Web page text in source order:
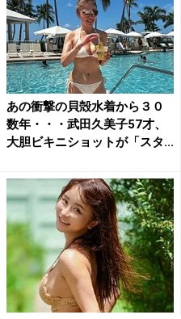
あの衝撃の貝殻水着から３０
数年・・・武田久美子57才、
大胆ビキニショットが「スタ...